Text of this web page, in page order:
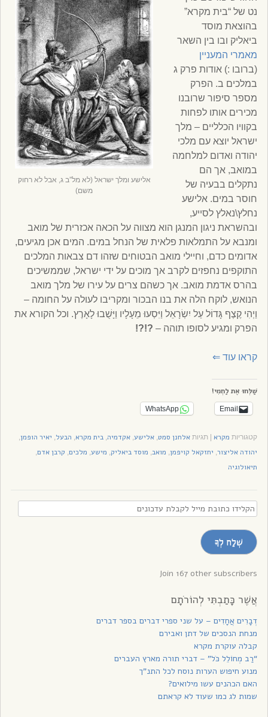
אלישע ומלך ישראל (לא מל”ב ג, אבל לא רחוק
משם)
נט של “בית מקרא”
בהוצאת מוסד
ביאליק ובו בין השאר
מאמרי המעניין
(ברובו :) אודות פרק ג
במלכים ב. הפרק
מספר סיפור שרובנו
מכירים אותו לפחות
בקוויו הכלליים – מלך
ישראל יוצא עם מלכי
יהודה ואדום למלחמה
במואב, אך הם
נתקלים בבעיה של
חוסר במים. אלישע
נחלץ\נאלץ לסייע,
ובהשראת ניגון המנגן הוא מצווה על הכאה אכזרית של מואב
ומנבא על התמלאות פלאית של הנחל במים. המים אכן מגיעים,
אדומים כדם, וחיילי מואב הבטוחים שזהו דם צבאות המלכים
התוקפים נחפזים לקרב אך מוכים על ידי ישראל, שממשיכים
בהרס אדמת מואב. אך כשהם צרים על עירו של מלך מואב
הנואש, לוקח הלה את בנו הבכור ומקריבו לעולה על החומה –
וַיְהִי קֶצֶף גָּדוֹל עַל יִשְׂרָאֵל וַיִּסְעוּ מֵעָלָיו וַיָּשֻׁבוּ לָאָרֶץ. וכל הקורא את
הפרק ומגיע לסופו תוהה – ?!?!
קראו עוד⇐
שַׁלְּחוּ אֶת לַחְמִי!
Email
WhatsApp
קטגוריות מקרא |תגיותאלחנן סמט,אלישע,אקדמיה,בית מקרא, הבעל, יאיר הופמן,
יהודה אליצור, יחזקאל קויפמן, מואב, מוסד ביאליק, מישע, מלכים, קרבן אדם,
תיאולוגיה
הקלידו
כתובת
מייל
לקבלת
עדכונים
שְׁלַח לְךָ
Join 167 other subscribers
אֲשֶׁר כָּתַבְתִּי לְהוֹרֹתָם
דְבָרִים אֲחָדִים – על שני ספרי דברים בספר דברים
מנחת הנסכים של דתן ואבירם
קבלה עוקרת מקרא
“רַב מְחוֹלֵל כֹּל” – דברי תורה מארץ העברים
מנוע חיפוש הערות נוסח לכל התנ”ך
האם הכהנים עשו מילואים?
שמות לג כמו שעוד לא קראתם